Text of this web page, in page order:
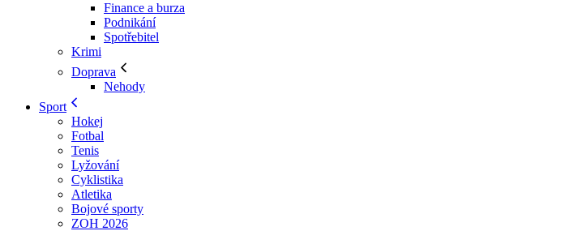
Finance a burza
Podnikání
Spotřebitel
Krimi
Doprava
Nehody
Sport
Hokej
Fotbal
Tenis
Lyžování
Cyklistika
Atletika
Bojové sporty
ZOH 2026